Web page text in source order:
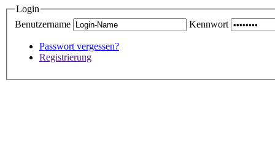
Login
Benutzername
Kennwort
Passwort vergessen?
Registrierung